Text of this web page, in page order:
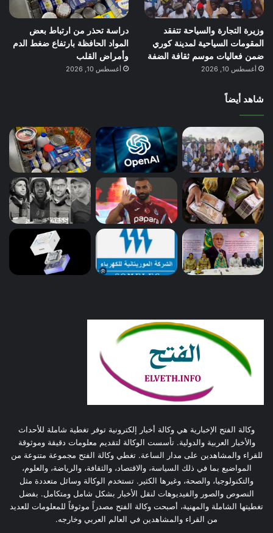
وزيرة التجارة والسياحة تتفقد
المقومات السياحية لمدينة كوري
ضمن فعاليات موسم ثقافة الضفة
أغسطس 10, 2026
دراسة تحذر من ارتباط بعض
المواد الحافظة بارتفاع ضغط الدم
وأمراض القلب
أغسطس 10, 2026
شاهد أيضاً
وكالة الفتح الإخبارية هي وكالة أخبار إلكترونية توفر تغطية شاملة للأحداث
والأخبار العربية والدولية. تأسست الوكالة لتقديم معلومات دقيقة وموثوقة
للقراء والمشاهدين على مدار الساعة. تغطي وكالة الفتح مجموعة متنوعة من
المواضيع بما في ذلك السياسة، والاقتصاد، والثقافة، والرياضة، والعلوم،
والتكنولوجيا، والصحة، وغيرها الكثير. تستخدم الوكالة وسائل متعددة مثل
النصوص والصور والفيديوهات لنقل الأخبار بشكل شامل ومتكامل. بفضل
تغطيتها الشاملة والمهنية، أصبحت وكالة الفتح مصدراً موثوقاً للمعلومات للعديد
من القراء والمشاهدين في العالم العربي وخارجه.